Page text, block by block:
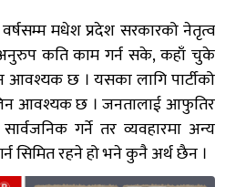
मधेश प्रदेश सरकारको नेतृत्व
अनुरुप कति काम गर्न सके, कहाँ चुके
आवश्यक छ । यसका लागि पार्टीको
आवश्यक छ । जनतालाई आफुतिर
गर्ने तर व्यवहारमा अन्य
सिमित रहने हो भने कुनै अर्थ छैन ।